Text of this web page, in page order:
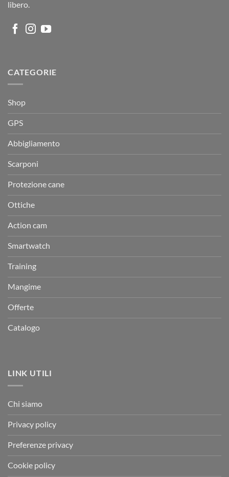
libero.
CATEGORIE
Shop
GPS
Abbigliamento
Scarponi
Protezione cane
Ottiche
Action cam
Smartwatch
Training
Mangime
Offerte
Catalogo
LINK UTILI
Chi siamo
Privacy policy
Preferenze privacy
Cookie policy